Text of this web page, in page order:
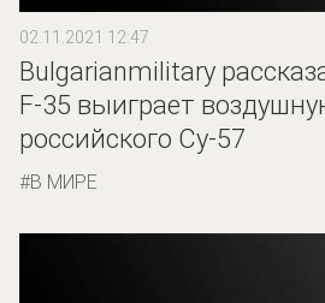
02.11.2021 12:47
Bulgarianmilitary
F-35 выиграет
российского Су-57
В МИРЕ